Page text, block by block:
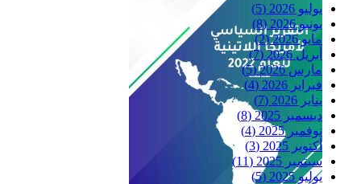
يوليو 2026
(5)
يونيو 2026
(8)
مايو 2026
(2)
أبريل 2026
(7)
مارس 2026
(5)
فبراير 2026
(4)
يناير 2026
(7)
ديسمبر 2025
(8)
نوفمبر 2025
(4)
أكتوبر 2025
(3)
سبتمبر 2025
(11)
يوليو 2025
(5)